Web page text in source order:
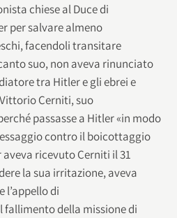
chiese al Duce di
per salvare almeno
facendoli transitare
suo, non aveva rinunciato
tra Hitler e gli ebrei e
Cerniti, suo
passasse a Hitler «in modo
contro il boicottaggio
ricevuto Cerniti il 31
la sua irritazione, aveva
l’appello di
fallimento della missione di